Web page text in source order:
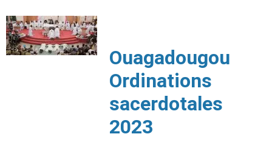
Ouagadougou
Ordinations
sacerdotales
2023